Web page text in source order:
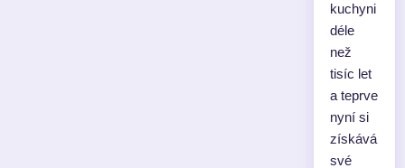
kuchyni
déle
než
tisíc let
a teprve
nyní si
získává
své